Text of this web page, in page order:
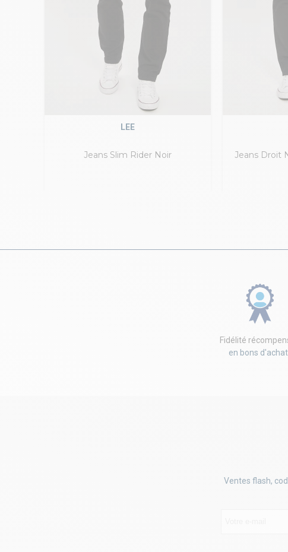
Jeans Slim Rider Noir
LEE
Jeans Droit
Fidélité
en bons
Ventes flash,